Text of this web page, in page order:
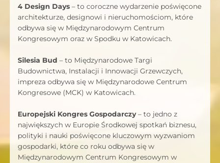
4 Design Days – to coroczne wydarzenie poświęcone
architekturze, designowi i nieruchomościom, które
odbywa się w Międzynarodowym Centrum
Kongresowym oraz w Spodku w Katowicach.
Silesia Bud – to Międzynarodowe Targi
Budownictwa, Instalacji i Innowacji Grzewczych,
impreza odbywa się w Międzynarodowe Centrum
Kongresowe (MCK) w Katowicach.
Europejski Kongres Gospodarczy– to jedno z
największych w Europie Środkowej spotkań biznesu,
polityki i nauki poświęcone kluczowym wyzwaniom
gospodarki, które co roku odbywa się w
Międzynarodowym Centrum Kongresowym w